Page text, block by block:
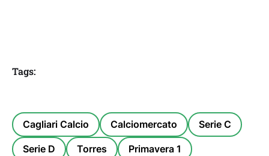
Tags:
Cagliari Calcio Calciomercato Serie C
Serie D Torres Primavera 1